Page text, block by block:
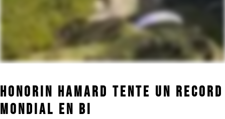
Honorin Hamard tente un record
mondial en Bi